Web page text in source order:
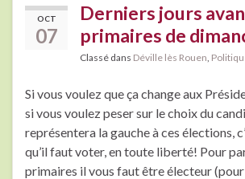
OCT
07
Derniers jours
primaires de
Classé dans Déville lès Rouen
Si vous voulez que ça change aux
si vous voulez peser sur le choix du
représentera la gauche à ces élections,
qu’il faut voter, en toute liberté! Pour
primaires il vous faut être électeur